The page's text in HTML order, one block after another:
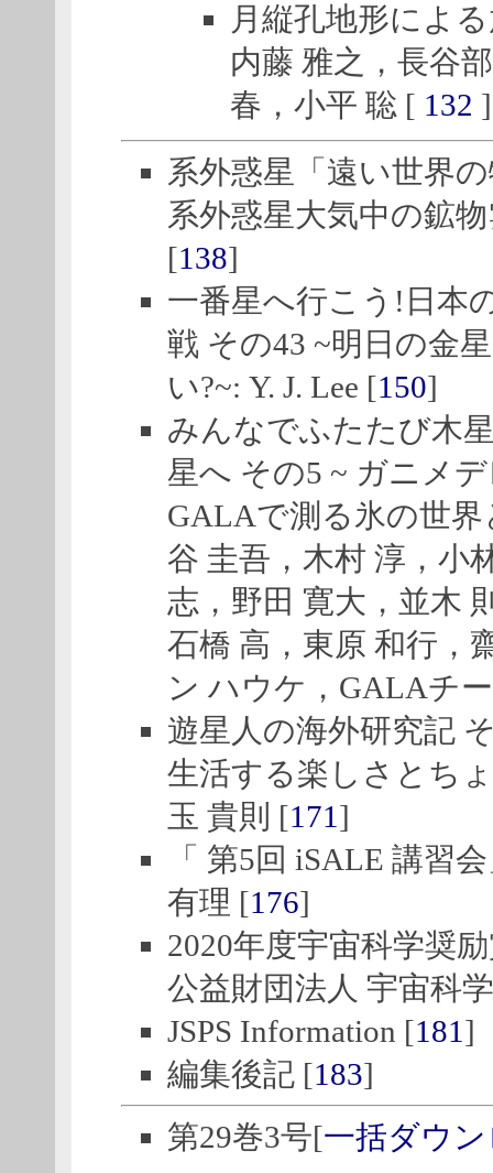
月縦孔地形によ
内藤 雅之，長谷
春，小平 聡 [ 132 ]
系外惑星「遠い世界
系外惑星大気中の鉱
[138]
一番星へ行こう!日本
戦 その43 ~明日の金
い?~: Y. J. Lee [150]
みんなでふたたび木
星へ その5 ~ ガニメ
GALAで測る氷の世界
谷 圭吾，木村 淳，小
志，野田 寛大，並木
石橋 高，東原 和行，
ン ハウケ，GALAチ
遊星人の海外研究記
生活する楽しさとち
玉 貴則 [171 ]
「 第5回 iSALE 講習
有理 [176]
2020年度宇宙科学奨
公益財団法人 宇宙科
JSPS Information [181 ]
編集後記 [183]
第29巻3号[一括ダウ